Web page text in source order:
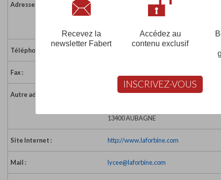
Adresse :
4 boulevard de la Forbine
13011 MARSEILLE
Téléphone :
Fax :
Autre adresse :
Château des Creissauds
13400 AUBAGNE
Site Internet : http://www.laforbine.com
Mail : lycee@laforbine.com
Recevez la
newsletter Fabert
Accédez au
contenu exclusif
INSCRIVEZ-VOUS